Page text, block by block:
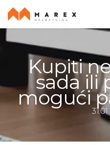
Kupiti
sada ili
mogući